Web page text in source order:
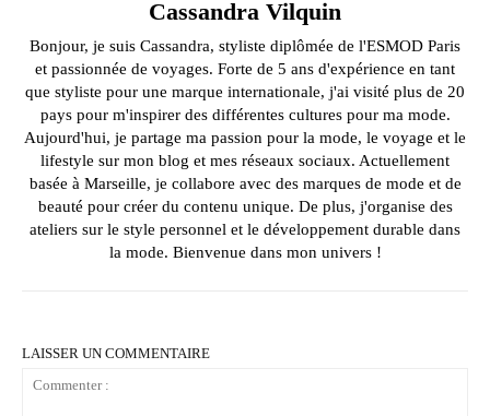
Cassandra Vilquin
Bonjour, je suis Cassandra, styliste diplômée de l'ESMOD Paris
et passionnée de voyages. Forte de 5 ans d'expérience en tant
que styliste pour une marque internationale, j'ai visité plus de 20
pays pour m'inspirer des différentes cultures pour ma mode.
Aujourd'hui, je partage ma passion pour la mode, le voyage et le
lifestyle sur mon blog et mes réseaux sociaux. Actuellement
basée à Marseille, je collabore avec des marques de mode et de
beauté pour créer du contenu unique. De plus, j'organise des
ateliers sur le style personnel et le développement durable dans
la mode. Bienvenue dans mon univers !
LAISSER UN COMMENTAIRE